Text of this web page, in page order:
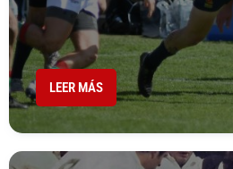
LEER MÁS